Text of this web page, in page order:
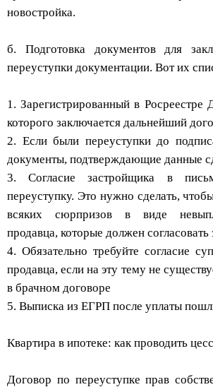
новостройка.
б. Подготовка документов для
переуступки документации. Вот их
1. Зарегистрированный в
которого заключается дальнейший
2. Если были переуступки до
документы, подтверждающие данные
3. Согласие застройщика в
переуступку. Это нужно сделать,
всяких сюрпризов в виде
продавца, которые должен
4. Обязательно требуйте согласие
продавца, если на эту тему не
в брачном договоре
5. Выписка из ЕГРП после уплаты
Квартира в ипотеке: как проводить
Договор по переуступке прав